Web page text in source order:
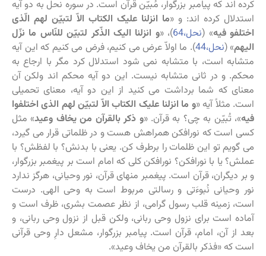
کرده اند که پیامبر بزرگوار، مُبیّن قرآن است. در سوره نحل به دو آیه
استدلال کرده اند: و «ما انزلنا علیک الکتاب الاّ لتبیّن لهم الّذی
اختلفو فیه» (نحل،64 )، «و انزلنا الیک الذّکر لتبیّن للنّاس ما نزّل
الیهم» (نحل،44
). ما اولاّ عرض می کنیم، فرض می کنیم که این آیه
متشابه است، با متشابه نمی شود استدلال کرد مگر با ارجاع به
محکم. و در ثانی متشابه نیست. این دو آیه محکم اند ولکن آن
معنای که شما برداشت می کنید از این دو آیه، معنای تحمیلی
است. مثلاً آیه «و ما انزلنا علیک الکتاب الاّ لتبیّن لهم الذی اختلفوا
فیه»، تُبیّن به چی؟ به قرآن. «و ذکر بالقرآن من یخاف وعید» مثل
کسی است که نورافکن همراهش هست و در ظلماتی قرار می گیرد،
می گویم تو این ظلمات را برطرف کن. یعنی با بدنش؟ با لفظش؟ با
عملش؟ یا با نورافکن؟ نورافکن کلی که امام است بر پیغمبر بزرگوار،
و بر دیگران، قرآن است. پیغمبر منهای قرآن، نور وحیانی، هرگز ندارد
نور وحیانی نُبوءَتی و رسالتی مربوط است به وحی الهی. درست
است، زمینه قلب رسول گرامی، از نظر عصمت بشری، ظرف است و
آماده است برای نزول وحی ربانی، ولکن قبل از نزول وحی ربانی، و
بعد از آن، امام، قرآن است. پیامبر بزرگوار، مشعل دارِ وحی قرآنی
است که «فذکر بالقرآن من یخاف وعید».